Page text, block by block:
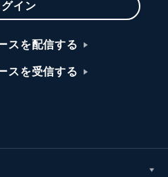
グイン
スを配信する
スを受信する